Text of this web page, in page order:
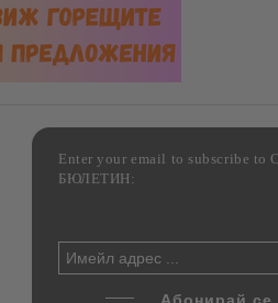
Комплект за алкохолни
Enter your email to subscribe
БЮЛЕТИН: